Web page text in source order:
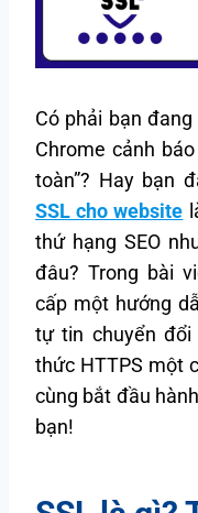
Có phải bạn
Chrome cảnh
toàn”? Hay bạn
SSL cho website
thứ hạng SEO
đâu? Trong bài
cấp một hướng
tự tin chuyển đổi
thức HTTPS một
cùng bắt đầu
bạn!